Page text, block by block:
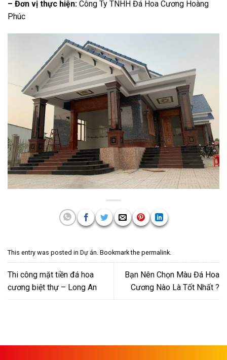
– Đơn vị thực hiện: Công Ty TNHH Đá Hoa Cương Hoàng
Phúc
This entry was posted in Dự án. Bookmark the permalink.
Thi công mặt tiền đá hoa
cương biệt thự – Long An
Bạn Nên Chọn Màu Đá Hoa
Cương Nào Là Tốt Nhất ?